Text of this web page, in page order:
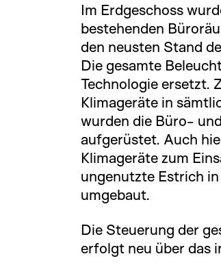
Im Erdgeschoss
bestehenden
den neusten Stand
Die gesamte
Technologie ersetzt.
Klimageräte in
wurden die Büro-
aufgerüstet. Auch
Klimageräte zum
ungenutzte Estrich
umgebaut.
Die Steuerung der
erfolgt neu über das